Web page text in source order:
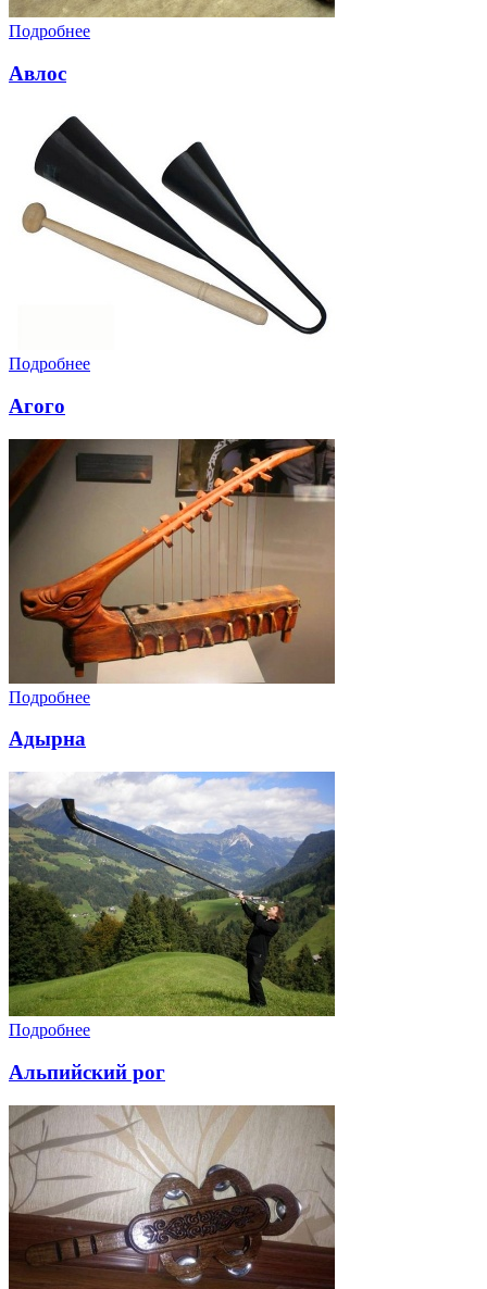
Подробнее
Авлос
Подробнее
Агого
Подробнее
Адырна
Подробнее
Альпийский рог